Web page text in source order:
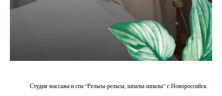
Студия массажа и спа “Рельсы-рельсы, шпалы-шпалы” г.Новороссийск